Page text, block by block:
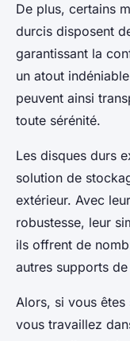
De plus, certains
durcis disposent
garantissant la
un atout
peuvent ainsi
toute sérénité.
Les disques durs
solution de
extérieur. Avec
robustesse, leur
ils offrent de
autres supports
Alors, si vous êtes
vous travaillez